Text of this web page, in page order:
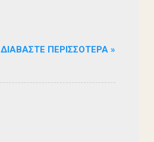
ΔΙΑΒΆΣΤΕ ΠΕΡΙΣΣΌΤΕΡΑ »